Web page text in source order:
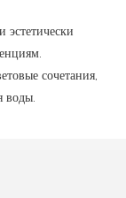
эстетически
сочетания,
воды.